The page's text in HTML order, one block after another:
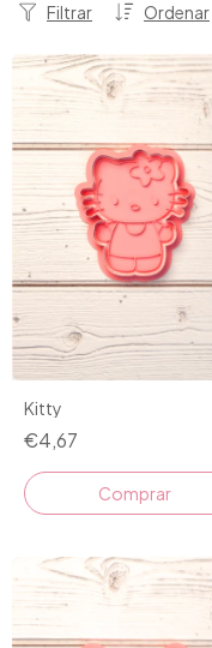
Ordenar
Filtrar
Kitty
€4,67
Comprar